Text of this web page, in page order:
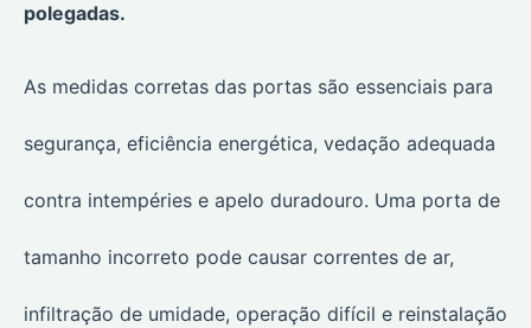
polegadas.
As medidas corretas das portas são essenciais para
segurança, eficiência energética, vedação adequada
contra intempéries e apelo duradouro. Uma porta de
tamanho incorreto pode causar correntes de ar,
infiltração de umidade, operação difícil e reinstalação